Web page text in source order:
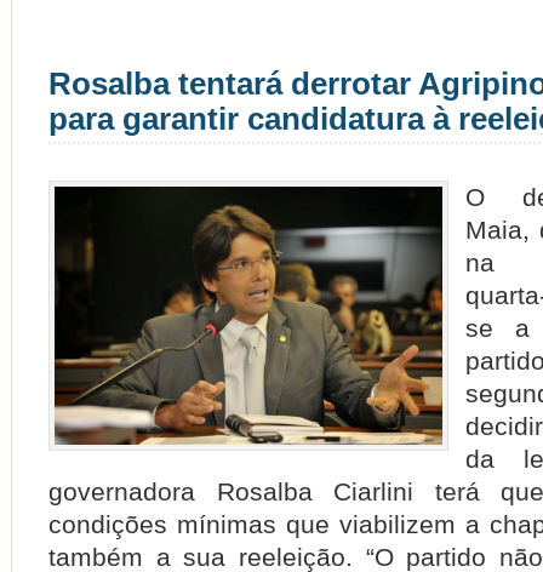
Rosalba tentará derrotar
para garantir candidatura à
O
Maia,
na
se a
da
governadora Rosalba Ciarlini terá
condições mínimas que viabilizem a
também a sua reeleição. “O partido